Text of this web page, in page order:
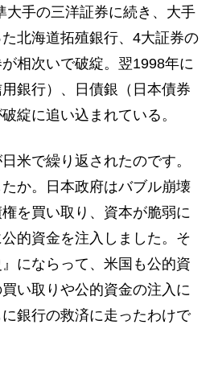
大手の三洋証券に続き、大手
北海道拓殖銀行、4大証券の
相次いで破綻。翌1998年に
銀行）、日債銀（日本債券
綻に追い込まれている。
米で繰り返されたのです。
か。日本政府はバブル崩壊
を買い取り、資本が脆弱に
的資金を注入しました。そ
にならって、米国も公的資
い取りや公的資金の注入に
銀行の救済に走ったわけで